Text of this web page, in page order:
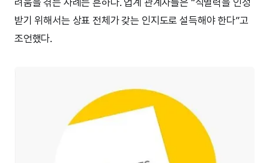
려움을 겪는 사례는 흔하다. 업계 관계자들은 “식별력을 인정
받기 위해서는 상표 전체가 갖는 인지도로 설득해야 한다”고
조언했다.